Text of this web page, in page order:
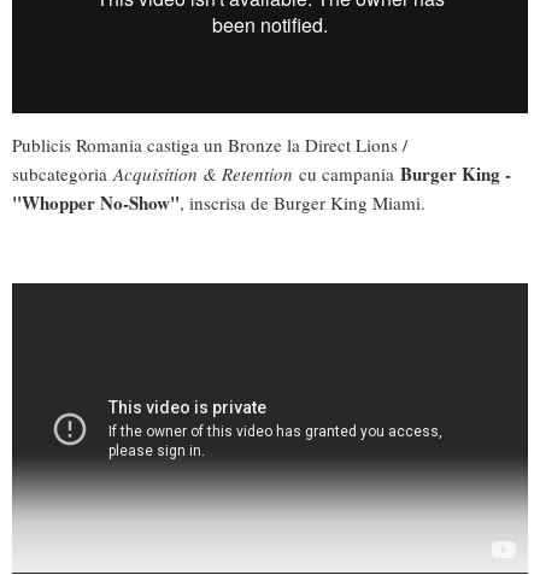
Publicis Romania castiga un Bronze la Direct Lions /
subcategoriaAcquisition & Retention cu campania Burger King -
"Whopper No-Show", inscrisa de Burger King Miami.